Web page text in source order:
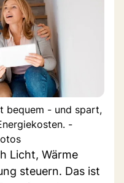
bequem - und spart,
-
Licht, Wärme
steuern. Das ist